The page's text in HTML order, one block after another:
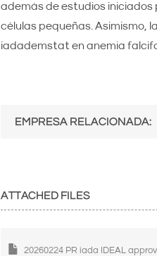
además de estudios iniciados
células pequeñas. Asimismo,
iadademstat en anemia
EMPRESA RELACIONADA
ATTACHED FILES
20260224 PR iada IDEAL